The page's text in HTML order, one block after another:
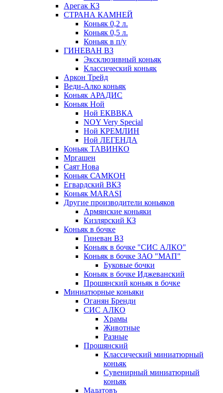
Арегак КЗ
СТРАНА КАМНЕЙ
Коньяк 0,2 л.
Коньяк 0,5 л.
Коньяк в п/у
ГИНЕВАН ВЗ
Эксклюзивный коньяк
Классический коньяк
Аркон Трейд
Веди-Алко коньяк
Коньяк АРАДИС
Коньяк Ной
Ной ЕКВВКА
NOY Very Special
Ной КРЕМЛИН
Ной ЛЕГЕНДА
Коньяк ТАВИНКО
Мргашен
Саят Нова
Коньяк САМКОН
Егвардский ВКЗ
Коньяк MARASI
Другие производители коньяков
Армянские коньяки
Кизлярский КЗ
Коньяк в бочке
Гиневан ВЗ
Коньяк в бочке "СИС АЛКО"
Коньяк в бочке ЗАО "МАП"
Буковые бочки
Коньяк в бочке Иджеванский
Прошянский коньяк в бочке
Миниатюрные коньяки
Оганян Бренди
СИС АЛКО
Храмы
Животные
Разные
Прошянский
Классический миниатюрный
коньяк
Сувенирный миниатюрный
коньяк
Мадатовъ